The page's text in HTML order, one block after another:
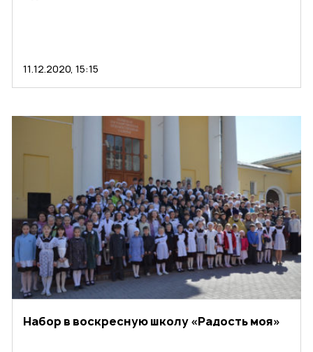
11.12.2020, 15:15
Набор в воскресную школу «Радость моя»